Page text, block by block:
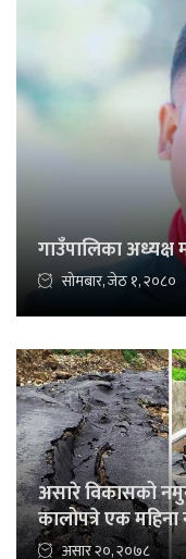
गाउँपालिका अध्यक्ष
सोमबार, जेठ १, २०८०
असारे विकासको
कालोपत्रे एक महिना
असार २०, २०७८